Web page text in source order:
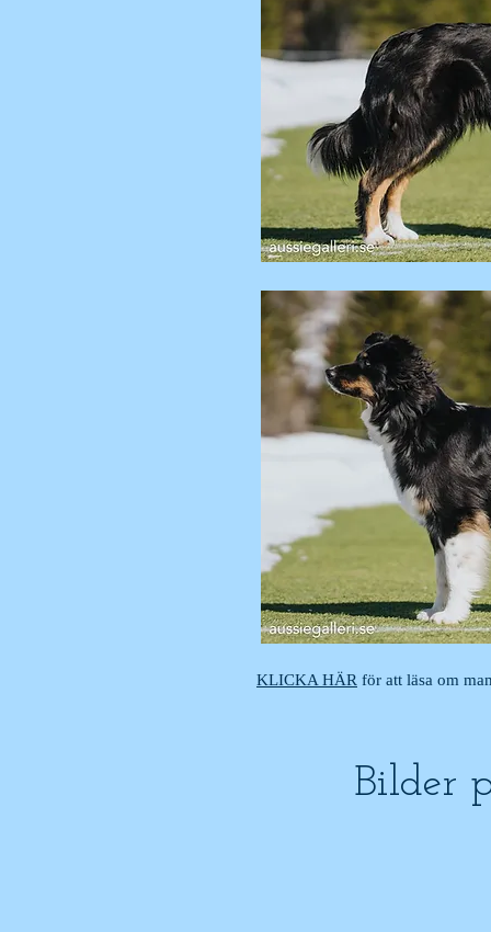
KLICKA HÄR för att läsa om
Bilder